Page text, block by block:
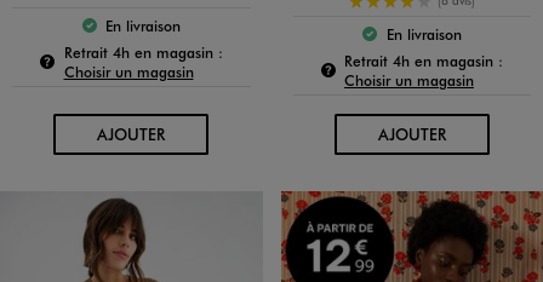
Le produit est disponible :
En livraison
Retrait 4h en magasin :Pour connaître la disponibilité de ce produit :
Choisir un magasin
AJOUTERAU PANIER
Le produit est
En livraison
Retrait 4h en magasin :
Choisir un magasin
AJOUTERAU PANIER